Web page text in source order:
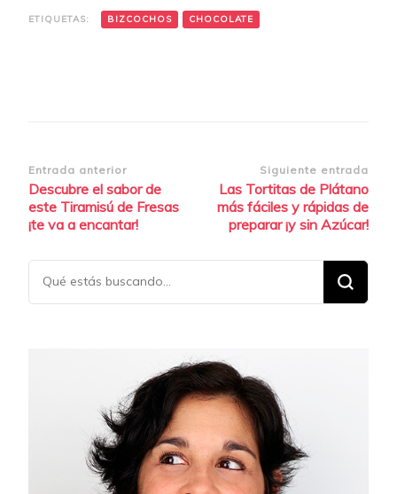
ETIQUETAS: BIZCOCHOS CHOCOLATE
Navegación
de
entradas
Entrada anterior
Descubre el sabor de
este Tiramisú de Fresas
¡te va a encantar!
Siguiente entrada
Las Tortitas de Plátano
más fáciles y rápidas de
preparar ¡y sin Azúcar!
¿Buscas
algo?